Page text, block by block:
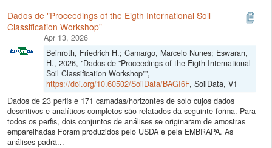
Dados de "Proceedings of the Eigth International Soil
Classification Workshop"
Apr 13, 2026
Beinroth, Friedrich H.; Camargo, Marcelo Nunes; Eswaran,
H., 2026, "Dados de "Proceedings of the Eigth International
Soil Classification Workshop"",
https://doi.org/10.60502/SoilData/BAGI6F, SoilData, V1
Dados de 23 perfis e 171 camadas/horizontes de solo cujos dados
descritivos e analíticos completos são relatados da seguinte forma. Para
todos os perfis, dois conjuntos de análises se originaram de amostras
emparelhadas Foram produzidos pelo USDA e pela EMBRAPA. As
análises padrã...